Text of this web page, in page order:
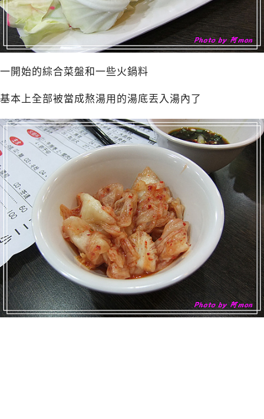
一開始的綜合菜盤和一些火鍋料
基本上全部被當成熬湯用的湯底丟入湯內了